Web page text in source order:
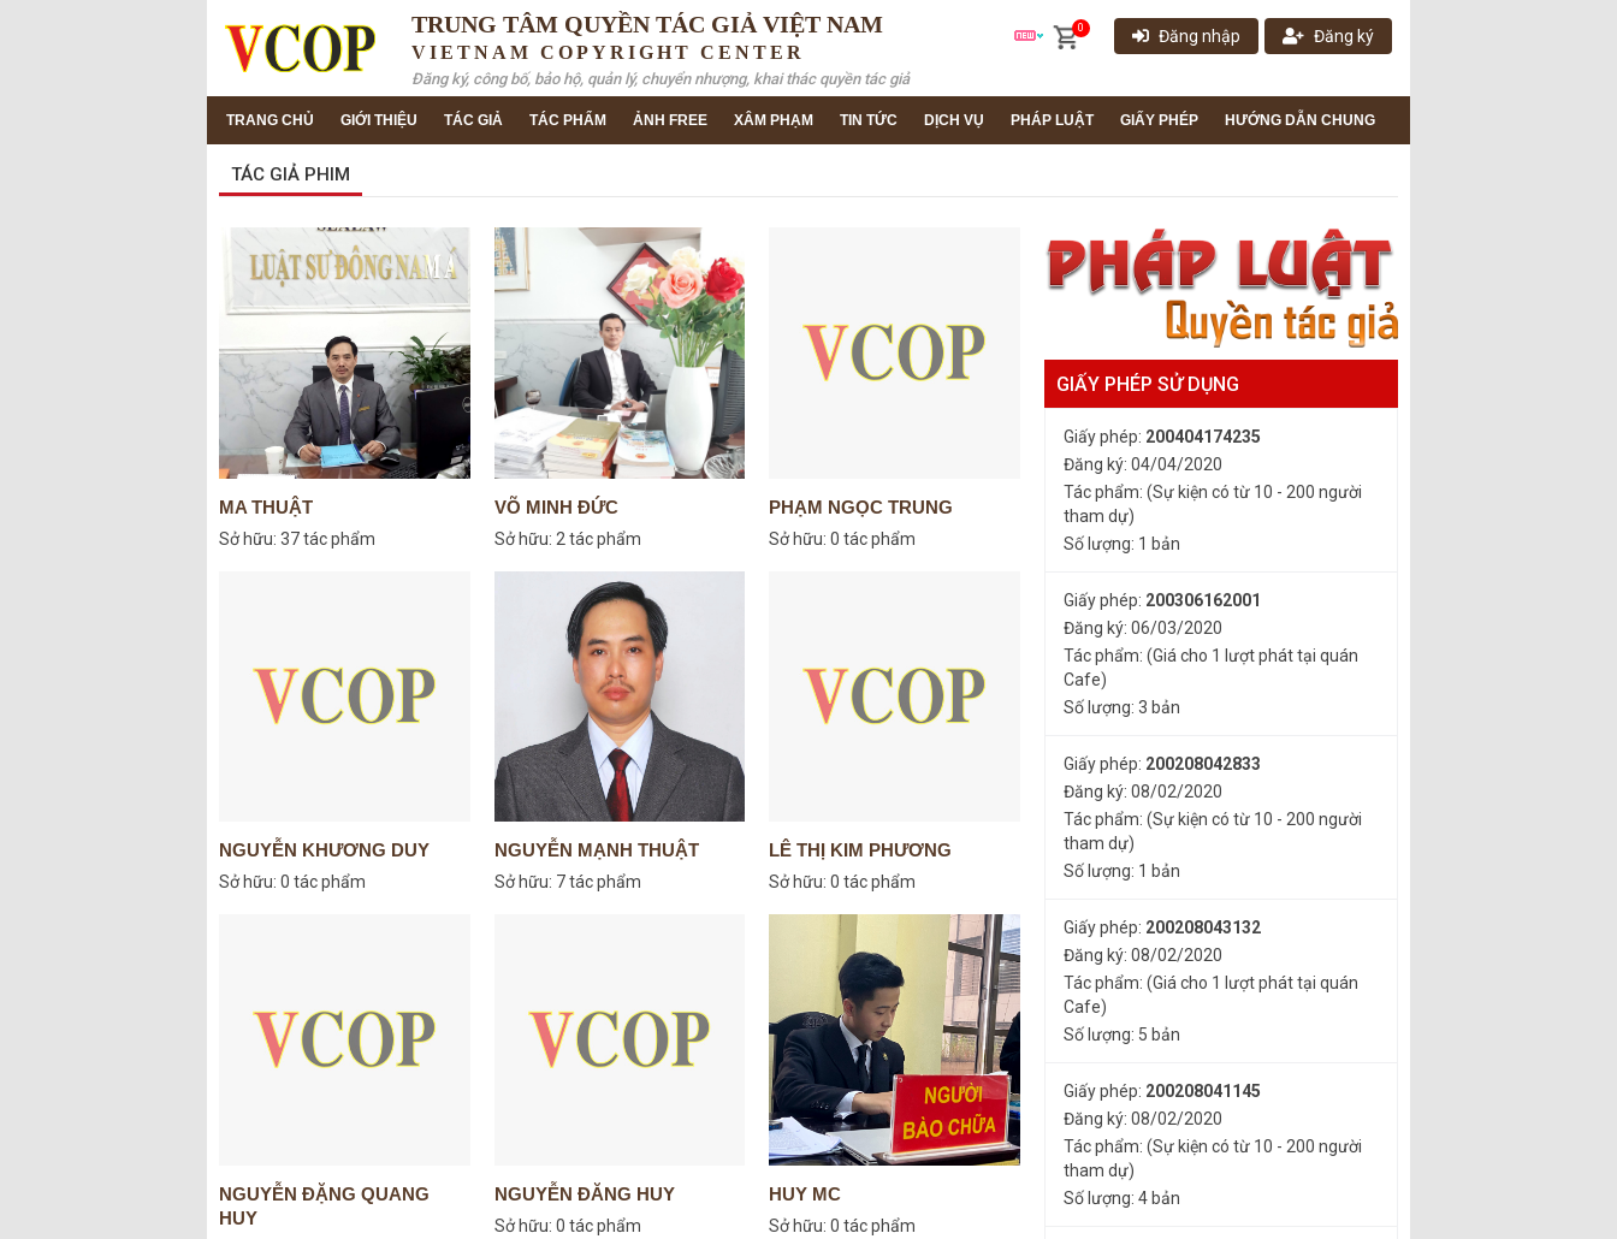
TRUNG TÂM QUYỀN TÁC GIẢ VIỆT NAM
VIETNAM COPYRIGHT CENTER
Đăng ký, công bố, bảo hộ, quản lý, chuyển nhượng, khai thác quyền tác giả
0 Đăng nhập Đăng ký
TRANG CHỦ GIỚI THIỆU TÁC GIẢ TÁC PHẨM ẢNH FREE XÂM PHẠM TIN TỨC DỊCH VỤ PHÁP LUẬT GIẤY PHÉP HƯỚNG DẪN CHUNG
TÁC GIẢ PHIM
MA THUẬT
Sở hữu: 37 tác phẩm
VÕ MINH ĐỨC
Sở hữu: 2 tác phẩm
PHẠM NGỌC TRUNG
Sở hữu:0 tác phẩm
NGUYỄN KHƯƠNG DUY
Sở hữu: 0 tác phẩm
NGUYỄN MẠNH THUẬT
Sở hữu: 7 tác phẩm
LÊ THỊ KIM PHƯƠNG
Sở hữu:0 tác phẩm
NGUYỄN ĐẶNG QUANG
HUY
NGUYỄN ĐĂNG HUY
Sở hữu: 0 tác phẩm
HUY MC
Sở hữu:0 tác phẩm
GIẤY PHÉP SỬ DỤNG
Giấy phép: 200404174235
Đăng ký: 04/04/2020
Tác phẩm: (Sự kiện có từ 10 - 200 người
tham dự)
Số lượng: 1 bản
Giấy phép: 200306162001
Đăng ký: 06/03/2020
Tác phẩm: (Giá cho 1 lượt phát tại quán
Cafe)
Số lượng: 3 bản
Giấy phép: 200208042833
Đăng ký: 08/02/2020
Tác phẩm: (Sự kiện có từ 10 - 200 người
tham dự)
Số lượng: 1 bản
Giấy phép: 200208043132
Đăng ký: 08/02/2020
Tác phẩm: (Giá cho 1 lượt phát tại quán
Cafe)
Số lượng: 5 bản
Giấy phép: 200208041145
Đăng ký: 08/02/2020
Tác phẩm: (Sự kiện có từ 10 - 200 người
tham dự)
Số lượng: 4 bản